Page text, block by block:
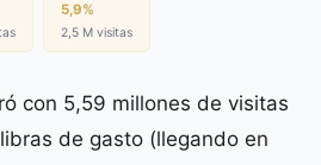
5,9%
2,5 M visitas
con 5,59 millones de visitas
de gasto (llegando en